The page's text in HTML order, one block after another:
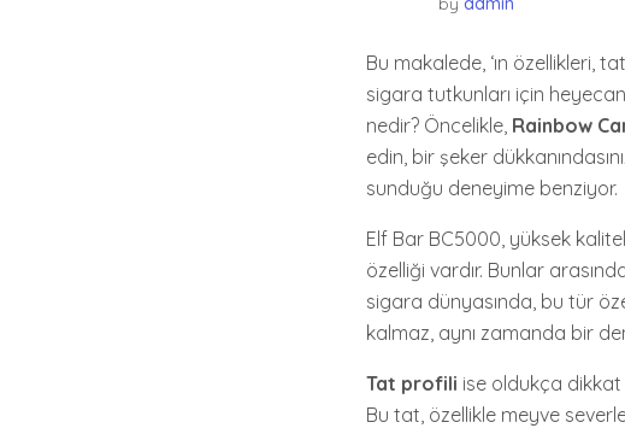
Bu makalede, ‘ın özellikleri,
sigara tutkunları için
nedir? Öncelikle, Rainbow
edin, bir şeker
sunduğu deneyime benziyor.
Elf Bar BC5000, yüksek
özelliği vardır. Bunlar
sigara dünyasında, bu tür
kalmaz, aynı zamanda bir
Tat profili ise oldukça dikkat
Bu tat, özellikle meyve